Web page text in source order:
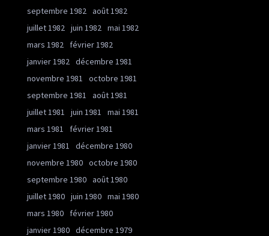
septembre 1982 août 1982
juillet 1982 juin 1982 mai 1982
mars 1982
février 1982
janvier 1982 décembre 1981
novembre 1981
octobre 1981
septembre 1981
août 1981
juillet 1981
juin 1981
mai 1981
mars 1981
février 1981
janvier 1981
décembre 1980
novembre 1980 octobre 1980
septembre 1980 août 1980
juillet 1980 juin 1980 mai 1980
mars 1980
février 1980
janvier 1980 décembre 1979